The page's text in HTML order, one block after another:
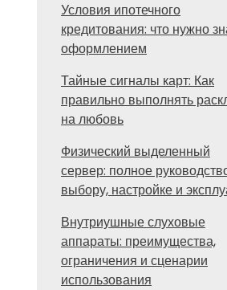
Условия ипотечного
кредитования: что нужно
оформлением
Тайные сигналы карт: Как
правильно выполнять
на любовь
Физический выделенный
сервер: полное
выбору, настройке и
Внутриушные слуховые
аппараты: преимущества,
ограничения и сценарии
использования